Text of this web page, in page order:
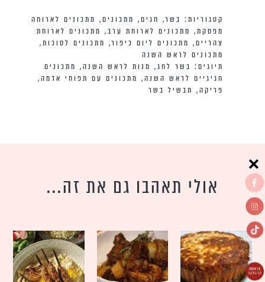
קטגוריות: בשר, חגים, מתכונים, מתכונים לארוחה
מפסקת, מתכונים לארוחת ערב, מתכונים לארוחת
צהריים, מתכונים ליום כיפור, מתכונים לסוכות,
מתכונים לראש השנה
תיוגים: בשר לחג, מנות לראש השנה, מתכונים
חגיגיים לראש השנה, מתכונים עם תפוחי אדמה,
פריקה, תבשיל בשר
אולי תאהבו גם את זה...